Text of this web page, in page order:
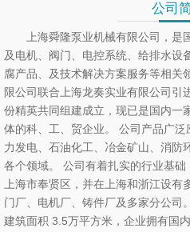
公司
上海舜隆泵业机械有限公司，
及电机、阀门、电控系统、给排水设
腐产品、及技术解决方案服务等相关
限公司联合上海龙奏实业有限公司引
份精英共同组建成立，现已是国内一
体的科、工、贸企业。 公司产品广
力发电、石油化工、冶金矿山、消防
各个领域。 公司有着扎实的行业基
上海市奉贤区，并在上海和浙江设
门厂、电机厂、铸件厂及多家分公司
建筑面积 3.5万平方米，企业拥有国